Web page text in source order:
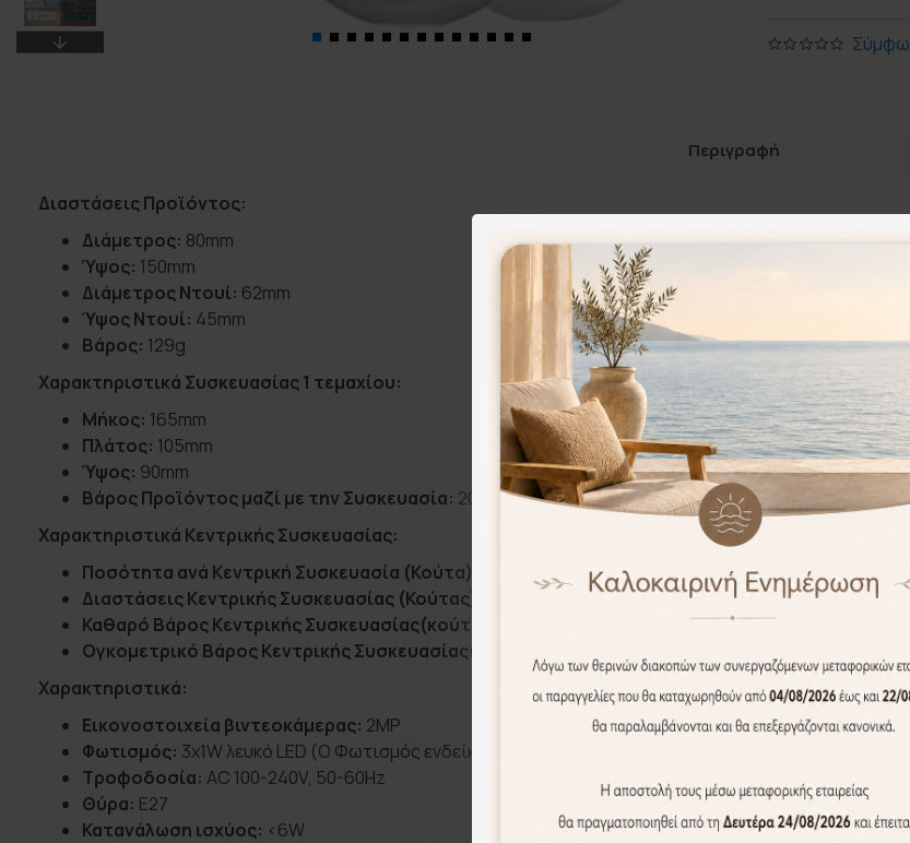
Περιγραφή
Διαστάσεις Προϊόντος:
Διάμετρος: 80mm
Ύψος: 150mm
Διάμετρος Ντουί: 62mm
Ύψος Ντουί: 45mm
Βάρος: 129g
Χαρακτηριστικά Συσκευασίας 1 τεμαχίου:
Μήκος: 165mm
Πλάτος: 105mm
Ύψος: 90mm
Βάρος Προϊόντος μαζί με την Συσκευασία: 203g
Χαρακτηριστικά Κεντρικής Συσκευασίας:
Ποσότητα ανά Κεντρική Συσκευασία (Κούτα):
20 Τεμάχια
Διαστάσεις Κεντρικής Συσκευασίας (Κούτας):
Μ28 x Π38 x Υ36cm
Καθαρό Βάρος Κεντρικής Συσκευασίας(κούτας)-Net Weight:
Ογκομετρικό Βάρος Κεντρικής Συσκευασίας(κούτας)-Gross Weight:
Χαρακτηριστικά:
Εικονοστοιχεία βιντεοκάμερας: 2MP
Φωτισμός: 3x1W λευκό LED (Ο Φωτισμός ενδείκνυται για την καλύτερη βραδινή λήψη)
Τροφοδοσία: AC 100-240V, 50-60Hz
Θύρα: E27
Κατανάλωση ισχύος: <6W